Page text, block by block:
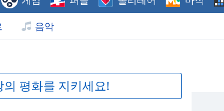
음악
평화를 지키세요!